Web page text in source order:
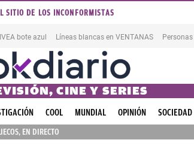
SITIO DE LOS INCONFORMISTAS
bote azul Líneas blancas en VENTANAS Personas
CINE Y SERIES
COOL MUNDIAL OPINIÓN SOCIEDAD
EN DIRECTO